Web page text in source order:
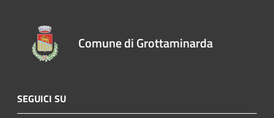
Comune di Grottaminarda
SEGUICI SU